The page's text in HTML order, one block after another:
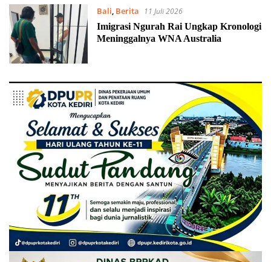
Bali, Berita
11 Juli 2026
Imigrasi Ngurah Rai Ungkap Kronologi
Meninggalnya WNA Australia